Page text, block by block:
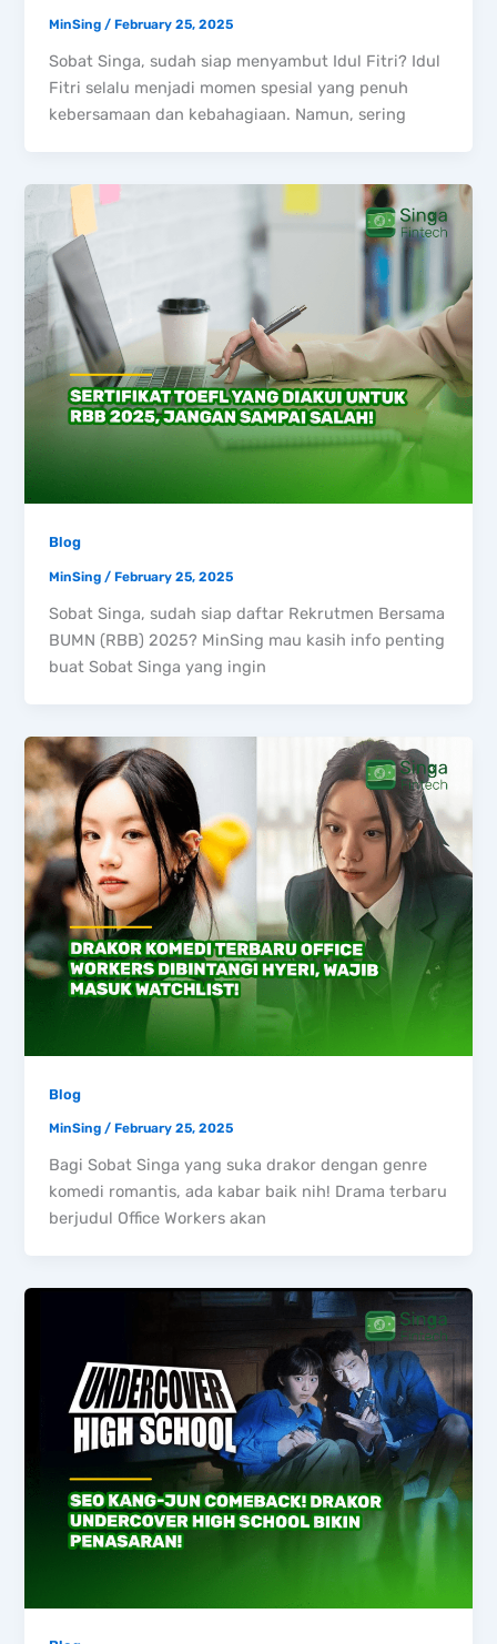
MinSing/February 25, 2025
Sobat Singa, sudah siap menyambut Idul Fitri? Idul
Fitri selalu menjadi momen spesial yang penuh
kebersamaan dan kebahagiaan. Namun, sering
Blog
MinSing/February 25, 2025
Sobat Singa, sudah siap daftar Rekrutmen Bersama
BUMN (RBB) 2025? MinSing mau kasih info penting
buat Sobat Singa yang ingin
Blog
MinSing/February 25, 2025
Bagi Sobat Singa yang suka drakor dengan genre
komedi romantis, ada kabar baik nih! Drama terbaru
berjudul Office Workers akan